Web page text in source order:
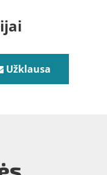
Užklausa